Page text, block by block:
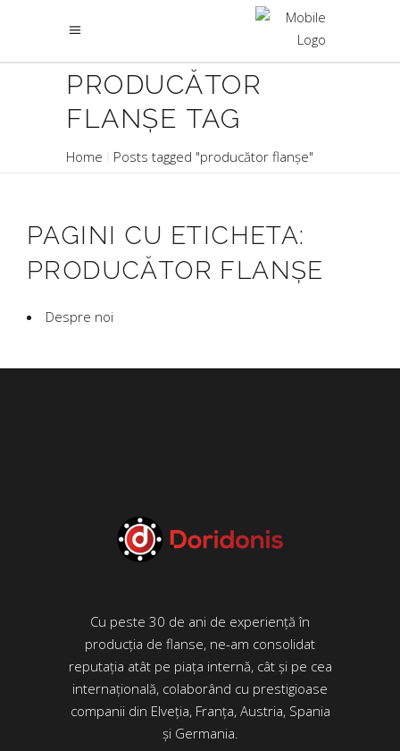
PRODUCĂTOR
FLANȘE TAG
Home Posts tagged "producător flanșe"
PAGINI CU ETICHETA:
PRODUCĂTOR FLANȘE
Despre noi
Cu peste 30 de ani de experiență în
producția de flanse, ne-am consolidat
reputația atât pe piața internă, cât și pe cea
internațională, colaborând cu prestigioase
companii din Elveția, Franța, Austria, Spania
și Germania.